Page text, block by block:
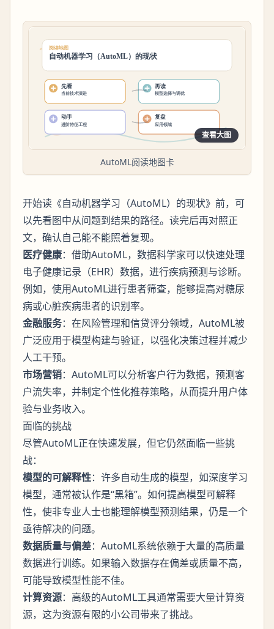
查看大图
AutoML阅读地图卡
开始读《自动机器学习（AutoML）的现状》前，可
以先看图中从问题到结果的路径。读完后再对照正
文，确认自己能不能照着复现。
医疗健康：借助AutoML，数据科学家可以快速处理
电子健康记录（EHR）数据，进行疾病预测与诊断。
例如，使用AutoML进行患者筛查，能够提高对糖尿
病或心脏疾病患者的识别率。
金融服务：在风险管理和信贷评分领域，AutoML被
广泛应用于模型构建与验证，以强化决策过程并减少
人工干预。
市场营销：AutoML可以分析客户行为数据，预测客
户流失率，并制定个性化推荐策略，从而提升用户体
验与业务收入。
面临的挑战
尽管AutoML正在快速发展，但它仍然面临一些挑
战：
模型的可解释性：许多自动生成的模型，如深度学习
模型，通常被认作是“黑箱”。如何提高模型可解释
性，使非专业人士也能理解模型预测结果，仍是一个
亟待解决的问题。
数据质量与偏差：AutoML系统依赖于大量的高质量
数据进行训练。如果输入数据存在偏差或质量不高，
可能导致模型性能不佳。
计算资源：高级的AutoML工具通常需要大量计算资
源，这为资源有限的小公司带来了挑战。